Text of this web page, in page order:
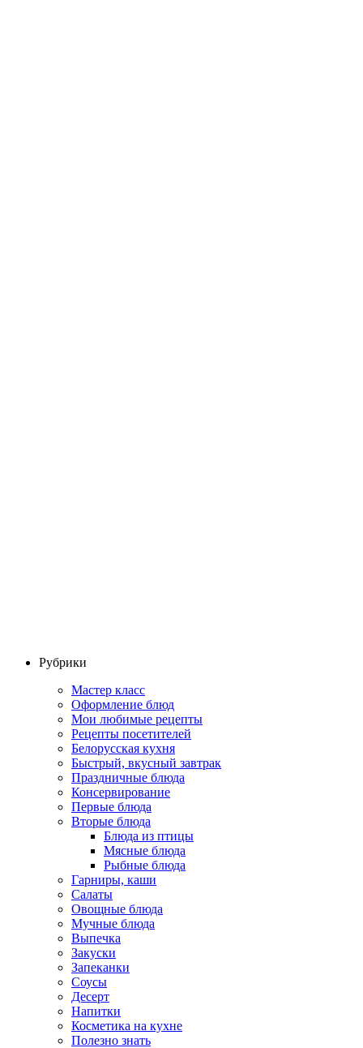
Рубрики
Мастер класс
Оформление блюд
Мои любимые рецепты
Рецепты посетителей
Белорусская кухня
Быстрый, вкусный завтрак
Праздничные блюда
Консервирование
Первые блюда
Вторые блюда
Блюда из птицы
Мясные блюда
Рыбные блюда
Гарниры, каши
Салаты
Овощные блюда
Мучные блюда
Выпечка
Закуски
Запеканки
Соусы
Десерт
Напитки
Косметика на кухне
Полезно знать